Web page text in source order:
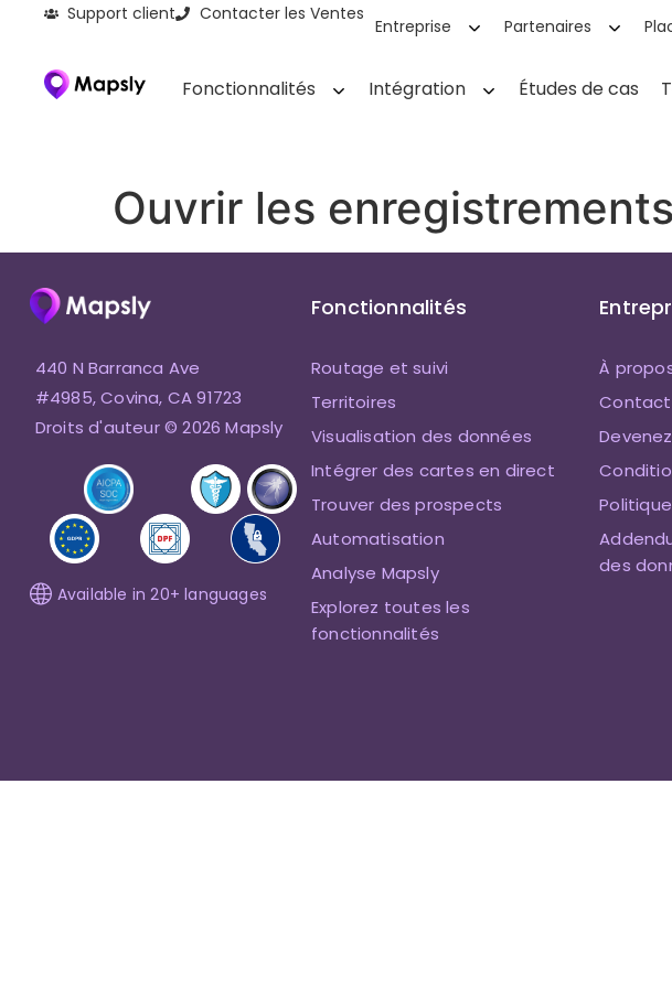
Support client Contacter les Ventes
Entreprise Partenaires
Fonctionnalités Intégration Études de cas
Ouvrir les
440 N Barranca Ave
#4985, Covina, CA 91723
Droits d'auteur © 2026 Mapsly
Available in 20+ languages
Fonctionnalités
Routage et suivi
Territoires
Visualisation des données
Intégrer des cartes en direct
Trouver des prospects
Automatisation
Analyse Mapsly
Explorez toutes les
fonctionnalités
À
des